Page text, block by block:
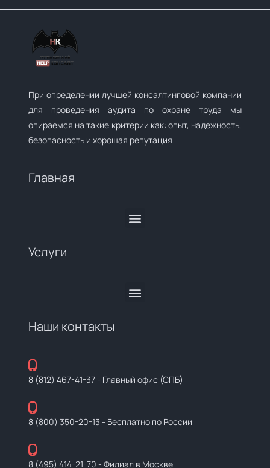
При определении лучшей консалтинговой компании
для проведения аудита по охране труда мы
опираемся на такие критерии как: опыт, надежность,
безопасность и хорошая репутация
Главная
Услуги
Наши контакты
8 (812) 467-41-37- Главный офис (СПБ)
8 (800) 350-20-13 - Бесплатно по России
8 (495) 414-21-70 - Филиал в Москве